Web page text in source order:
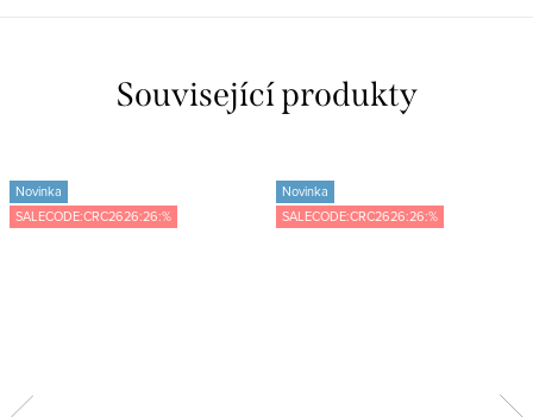
Související produkty
Novinka
SALECODE:CRC2626:26:%
Novinka
SALECODE:CRC2626:26:%